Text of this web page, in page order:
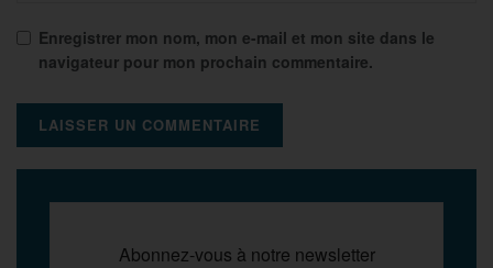
Enregistrer mon nom, mon e-mail et mon site dans le
navigateur pour mon prochain commentaire.
Abonnez-vous à notre newsletter